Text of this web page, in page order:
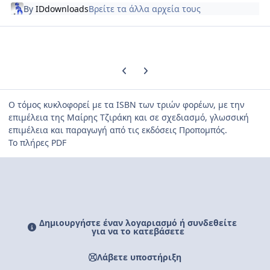
ByIDdownloadsΒρείτε τα άλλα αρχεία τους
Previous carousel slide
Next carousel slide
Ο τόμος κυκλοφορεί με τα ISBN των τριών φορέων, με την
επιμέλεια της Μαίρης Τζιράκη και σε σχεδιασμό, γλωσσική
επιμέλεια και παραγωγή από τις εκδόσεις Προπομπός.
Το πλήρες PDF
Δημιουργήστε έναν λογαριασμό ή συνδεθείτε
για να το κατεβάσετε
Λάβετε υποστήριξη